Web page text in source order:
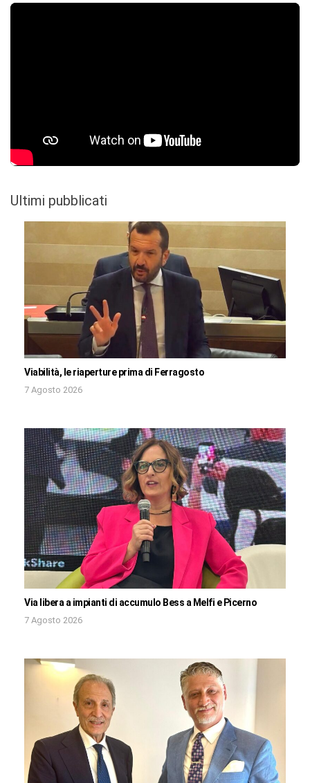
Ultimi pubblicati
Viabilità, le riaperture prima di Ferragosto
7 Agosto 2026
Via libera a impianti di accumulo Bess a Melfi e Picerno
7 Agosto 2026